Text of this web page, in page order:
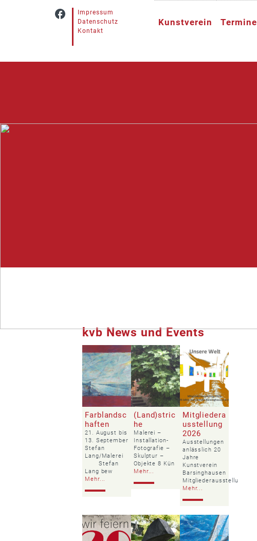
Kunstverein Termine
Impressum
Datenschutz
Kontakt
kvb News und Events
Farblandsc
haften
21. August bis
13. September
Stefan
Lang/Malerei
Stefan
Lang bew
Mehr...
(Land)stric
he
Malerei –
Installation-
Fotografie –
Skulptur –
Objekte 8 Kün
Mehr...
Mitgliedera
usstellung
2026
Ausstellungen
anlässlich 20
Jahre
Kunstverein
Barsinghausen
Mitgliederausstellu
Mehr...